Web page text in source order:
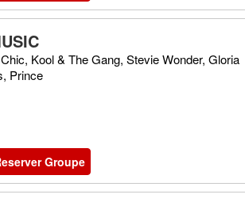
Kool & The Gang, Stevie Wonder, Gloria
Prince
Groupe